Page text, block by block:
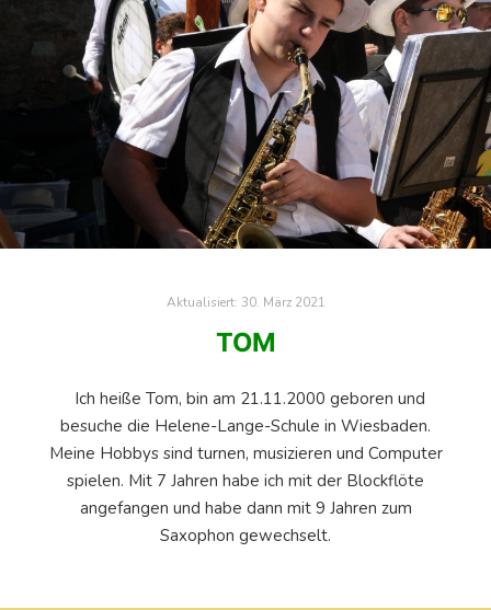
Aktualisiert: 30. März 2021
TOM
Ich heiße Tom, bin am 21.11.2000 geboren und
besuche die Helene-Lange-Schule in Wiesbaden.
Meine Hobbys sind turnen, musizieren und Computer
spielen. Mit 7 Jahren habe ich mit der Blockflöte
angefangen und habe dann mit 9 Jahren zum
Saxophon gewechselt.